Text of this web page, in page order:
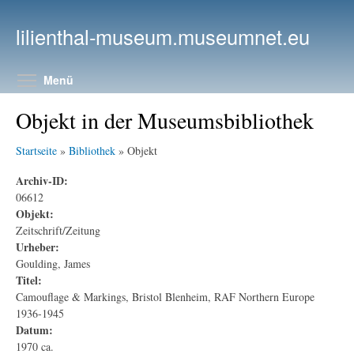
lilienthal-museum.museumnet.eu
Menü
Objekt in der Museumsbibliothek
Startseite » Bibliothek » Objekt
Archiv-ID:
06612
Objekt:
Zeitschrift/Zeitung
Urheber:
Goulding, James
Titel:
Camouflage & Markings, Bristol Blenheim, RAF Northern Europe
1936-1945
Datum:
1970 ca.